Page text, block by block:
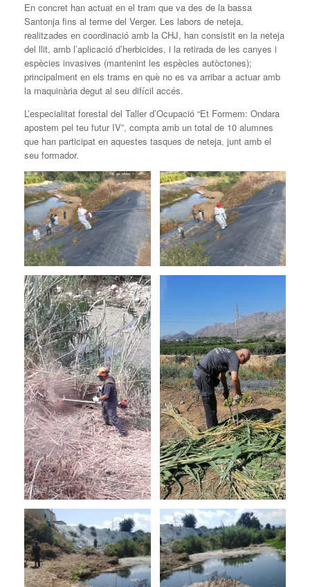
En concret han actuat en el tram que va des de la bassa
Santonja fins al terme del Verger. Les labors de neteja,
realitzades en coordinació amb la CHJ, han consistit en la neteja
del llit, amb l’aplicació d’herbicides, i la retirada de les canyes i
espècies invasives (mantenint les espècies autòctones);
principalment en els trams en què no es va arribar a actuar amb
la maquinària degut al seu difícil accés.
L’especialitat forestal del Taller d’Ocupació “Et Formem: Ondara
apostem pel teu futur IV”, compta amb un total de 10 alumnes
que han participat en aquestes tasques de neteja, junt amb el
seu formador.